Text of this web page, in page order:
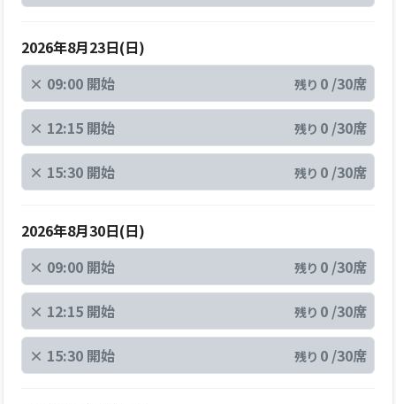
2026年8月23日(日)
× 09:00 開始 残り0 /30席
× 12:15 開始 残り0 /30席
× 15:30 開始 残り0 /30席
2026年8月30日(日)
× 09:00 開始 残り0 /30席
× 12:15 開始 残り0 /30席
× 15:30 開始 残り0 /30席